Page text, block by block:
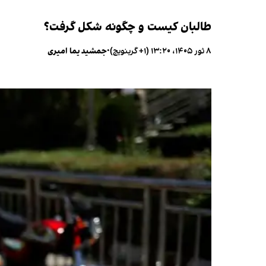
طالبان کیست و چگونه شکل گرفت؟
۸ ثور ۱۴۰۵، ۱۳:۲۰ (‎+۱ گرینویچ) •جمشید یما امیری